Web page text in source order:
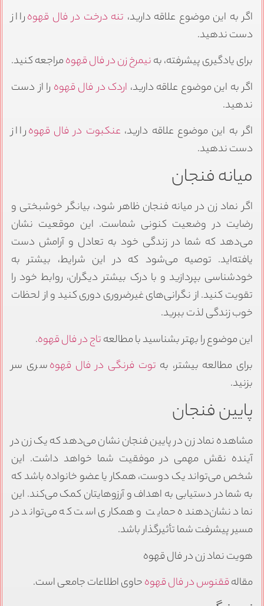
اگر به این موضوع علاقه دارید، تنه درخت در فال قهوهرا از
دست ندهید.
برای یادگیری پیشرفته، بهنیمرخ زن در فال قهوهمراجعه کنید.
اگر به این موضوع علاقه دارید، اردک در فال قهوهرا از دست
ندهید.
اگر به این موضوع علاقه دارید، عنکبوت در فال قهوهرا از
دست ندهید.
میانه فنجان
اگر نماد زن در میانه فنجان ظاهر شود، بیانگر خوشبختی و
رضایت در وضعیت کنونی شماست. این موقعیت نشان
می‌دهد که شما در زندگی خود به تعادل و آرامش دست
یافته‌اید. توصیه می‌شود که در این شرایط، بیشتر به
خودشناسی بپردازید و با درک بیشتر دیگران، روابط خود را
تقویت کنید. از نگرانی‌های غیرضروری دوری کنید و از لحظات
خوب زندگی لذت ببرید.
این موضوع را بهتر بشناسید با مطالعهتاج در فال قهوه.
برای مطالعه بیشتر، به توت فرنگی در فال قهوهسری سر
بزنید.
پایین فنجان
مشاهده نماد زن در پایین فنجان نشان می‌دهد که یک زن در
آینده نقش مهمی در موفقیت شما خواهد داشت. این
شخص می‌تواند یک دوست، همکار یا عضو خانواده باشد که
به شما در دستیابی به اهداف و آرزوهایتان کمک می‌کند. این
نماد نشان‌دهنده حمایت و همکاری است که می‌تواند در
مسیر پیشرفت شما تأثیرگذار باشد.
هویت نماد زن در فال قهوه
مقالهققنوس در فال قهوهحاوی اطلاعات جامعی است.